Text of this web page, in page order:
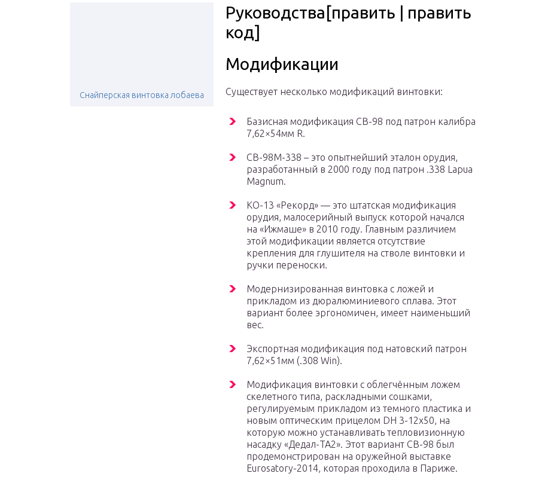
Снайперская винтовка лобаева
Руководства[править | править
код]
Модификации
Существует несколько модификаций винтовки:
Базисная модификация СВ-98 под патрон калибра
7,62×54мм R.
СВ-98М-338 – это опытнейший эталон орудия,
разработанный в 2000 году под патрон .338 Lapua
Magnum.
КО-13 «Рекорд» — это штатская модификация
орудия, малосерийный выпуск которой начался
на «Ижмаше» в 2010 году. Главным различием
этой модификации является отсутствие
крепления для глушителя на стволе винтовки и
ручки переноски.
Модернизированная винтовка с ложей и
прикладом из дюралюминиевого сплава. Этот
вариант более эргономичен, имеет наименьший
вес.
Экспортная модификация под натовский патрон
7,62×51мм (.308 Win).
Модификация винтовки с облегчённым ложем
скелетного типа, раскладными сошками,
регулируемым прикладом из темного пластика и
новым оптическим прицелом DH 3-12х50, на
которую можно устанавливать тепловизионную
насадку «Дедал-ТА2». Этот вариант СВ-98 был
продемонстрирован на оружейной выставке
Eurosatory-2014, которая проходила в Париже.